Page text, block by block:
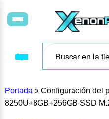
Portada » Configuración del
8250U+8GB+256GB SSD